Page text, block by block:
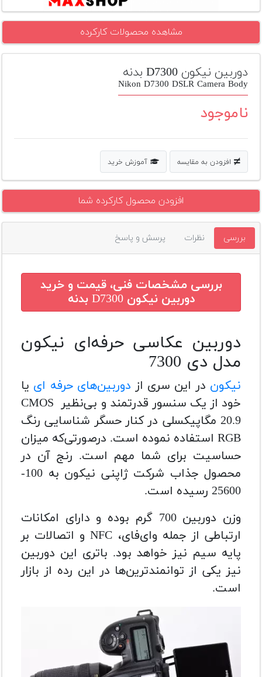
پلاس
افزودن
محصول
دست
دوم
دوربین
بله
مشاهده محصولات کارکرده
دوربین نیکون D7300 بدنه
Nikon D7300 DSLR Camera Body
ناموجود
افزودن به مقایسه آموزش خرید
افزودن محصول کارکرده شما
بررسی نظرات پرسش و پاسخ
بررسی مشخصات فنی، قیمت و خرید
دوربین نیکون D7300 بدنه
دوربین عکاسی حرفه‌ای نیکون
مدل دی 7300
نیکون در این سری از دوربین‌های حرفه ای یا
خود از یک سنسور قدرتمند و بی‌نظیر CMOS
20.9 مگاپیکسلی در کنار حسگر شناسایی رنگ
RGB استفاده نموده است. درصورتی‌که میزان
حساسیت برای شما مهم است. رنج آن در
محصول جذاب شرکت ژاپنی نیکون به 100-
25600 رسیده است.
وزن دوربین 700 گرم بوده و دارای امکانات
ارتباطی از جمله وای‌فای، NFC و اتصالات بر
پایه سیم نیز خواهد بود. باتری این دوربین
نیز یکی از توانمندترین‌ها در این رده از بازار
است.